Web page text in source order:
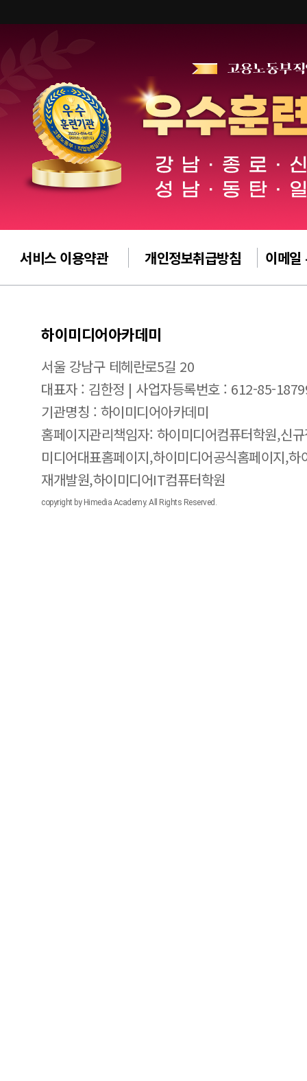
서비스 이용약관 개인정보취급방침 이메일
하이미디어아카데미
서울 강남구 테헤란로5길 20
대표자 : 김한정 | 사업자등록번호 : 612-85-
기관명칭 : 하이미디어아카데미
홈페이지관리책임자: 하이미디어컴퓨터학원,신
미디어대표홈페이지,하이미디어공식홈페이지,
재개발원,하이미디어IT컴퓨터학원
copyright by Himedia Academy. All Rights Reserved.